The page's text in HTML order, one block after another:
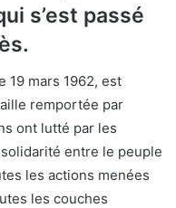
s’est passé
19 mars 1962, est
remportée par
ont lutté par les
entre le peuple
les actions menées
les couches